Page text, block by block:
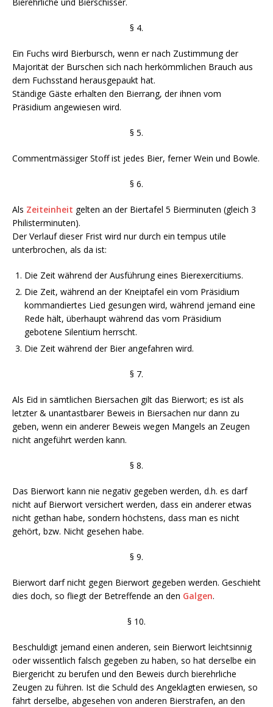
§ 4.
Ein Fuchs wird Bierbursch, wenn er nach Zustimmung der
Majorität der Burschen sich nach herkömmlichen Brauch aus
dem Fuchsstand herausgepaukt hat.
Ständige Gäste erhalten den Bierrang, der ihnen vom
Präsidium angewiesen wird.
§ 5.
Commentmässiger Stoff ist jedes Bier, ferner Wein und Bowle.
§ 6.
Als Zeiteinheit gelten an der Biertafel 5 Bierminuten (gleich 3
Philisterminuten).
Der Verlauf dieser Frist wird nur durch ein tempus utile
unterbrochen, als da ist:
Die Zeit während der Ausführung eines Bierexercitiums.
Die Zeit, während an der Kneiptafel ein vom Präsidium
kommandiertes Lied gesungen wird, während jemand eine
Rede hält, überhaupt während das vom Präsidium
gebotene Silentium herrscht.
Die Zeit während der Bier angefahren wird.
§ 7.
Als Eid in sämtlichen Biersachen gilt das Bierwort; es ist als
letzter & unantastbarer Beweis in Biersachen nur dann zu
geben, wenn ein anderer Beweis wegen Mangels an Zeugen
nicht angeführt werden kann.
§ 8.
Das Bierwort kann nie negativ gegeben werden, d.h. es darf
nicht auf Bierwort versichert werden, dass ein anderer etwas
nicht gethan habe, sondern höchstens, dass man es nicht
gehört, bzw. Nicht gesehen habe.
§ 9.
Bierwort darf nicht gegen Bierwort gegeben werden. Geschieht
dies doch, so fliegt der Betreffende an den Galgen.
§ 10.
Beschuldigt jemand einen anderen, sein Bierwort leichtsinnig
oder wissentlich falsch gegeben zu haben, so hat derselbe ein
Biergericht zu berufen und den Beweis durch bierehrliche
Zeugen zu führen. Ist die Schuld des Angeklagten erwiesen, so
fährt derselbe, abgesehen von anderen Bierstrafen, an den